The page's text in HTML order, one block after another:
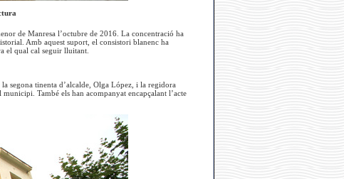
de Manresa l’octubre de 2016. La concentració ha
Amb aquest suport, el consistori blanenc ha
el qual cal seguir lluitant.
segona tinenta d’alcalde, Olga López, i la regidora
També els han acompanyat encapçalant l’acte